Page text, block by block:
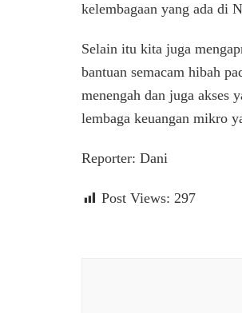
kelembagaan yang ada di
Selain itu kita juga
bantuan semacam hibah
menengah dan juga akses
lembaga keuangan mikro
Reporter: Dani
Post Views: 297